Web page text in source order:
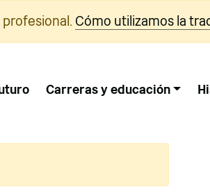
Cómo utilizamos la
Carreras y educación